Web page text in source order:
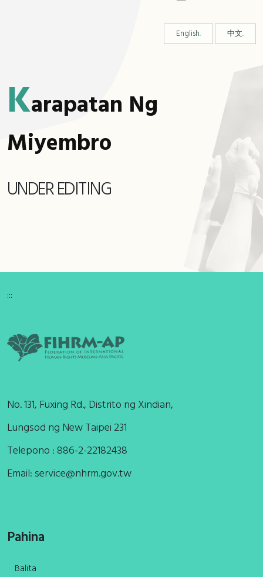
English. 中文.
KArapatan Ng
Miyembro
UNDER EDITING
:::
No. 131, Fuxing Rd., Distrito ng Xindian,
Lungsod ng New Taipei 231
Telepono : 886-2-22182438
Email: service@nhrm.gov.tw
Pahina
Balita